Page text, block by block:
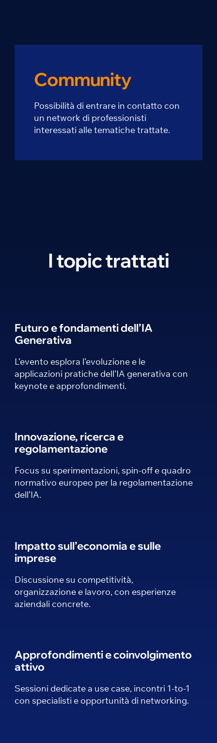
Community
Possibilità di entrare in contatto con
un network di professionisti
interessati alle tematiche trattate.
I topic trattati
Futuro e fondamenti dell’IA
Generativa
L’evento esplora l’evoluzione e le
applicazioni pratiche dell’IA generativa con
keynote e approfondimenti.
Innovazione, ricerca e
regolamentazione
Focus su sperimentazioni, spin-off e quadro
normativo europeo per la regolamentazione
dell’IA.
Impatto sull’economia e sulle
imprese
Discussione su competitività,
organizzazione e lavoro, con esperienze
aziendali concrete.
Approfondimenti e coinvolgimento
attivo
Sessioni dedicate a use case, incontri 1-to-1
con specialisti e opportunità di networking.